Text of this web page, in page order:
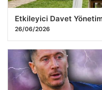
Etkileyici Davet
26/06/2026